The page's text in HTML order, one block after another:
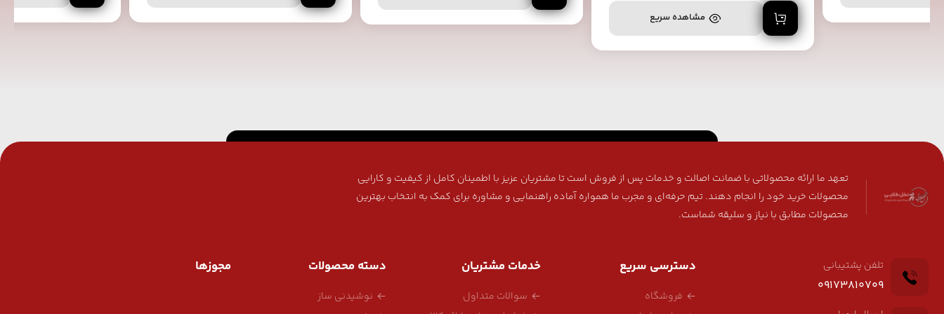
افزودن به سبد خریدمشاهده سریع
تعهد ما ارائه محصولاتی با ضمانت اصالت و خدمات پس از فروش است تا مشتریان عزیز با اطمینان کامل از کیفیت و کارایی
محصولات خرید خود را انجام دهند. تیم حرفه‌ای و مجرب ما همواره آماده راهنمایی و مشاوره برای کمک به انتخاب بهترین
محصولات مطابق با نیاز و سلیقه شماست.
تلفن پشتیبانی
09173810709
دسترسی سریع
فروشگاه
خدمات مشتریان
سوالات متداول
دسته محصولات
نوشیدنی ساز
مجوزها